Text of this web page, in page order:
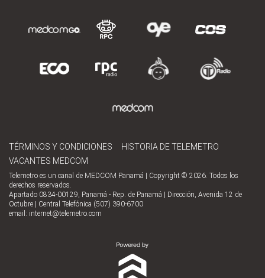
TÉRMINOS Y CONDICIONES
HISTORIA DE TELEMETRO
VACANTES MEDCOM
Telemetro es un canal de MEDCOM Panamá | Copyright © 2026. Todos los
derechos reservados.
Apartado 0834-00129, Panamá - Rep. de Panamá | Dirección, Avenida 12 de
Octubre | Central Telefónica (507) 390-6700
email: internet@telemetro.com